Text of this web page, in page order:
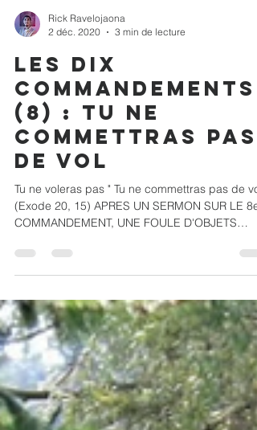
Rick Ravelojaona
2 déc. 2020
3 min de lecture
Les dix
commandements
(8) : Tu ne
commettras pas
de vol
Tu ne voleras pas " Tu ne commettras pas de
(Exode 20, 15) APRES UN SERMON SUR LE 8e
COMMANDEMENT, UNE FOULE D'OBJETS
VOLÉS...